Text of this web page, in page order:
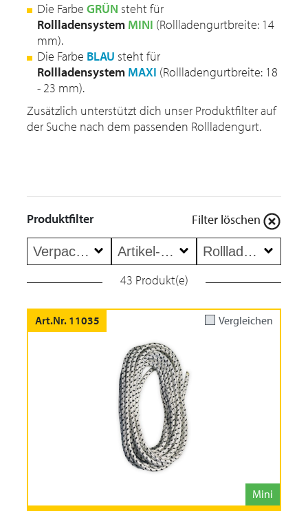
Die Farbe GRÜN steht für
Rollladensystem MINI (Rollladengurtbreite: 14
mm).
Die Farbe BLAU steht für
Rollladensystem MAXI (Rollladengurtbreite: 18
- 23 mm).
Zusätzlich unterstützt dich unser Produktfilter auf
der Suche nach dem passenden Rollladengurt.
Produktfilter Filter löschen
Verpackungs-Breite Artikel-Höhe Rollladen-System
43 Produkt(e)
Art.Nr. 11035 Vergleichen
Mini